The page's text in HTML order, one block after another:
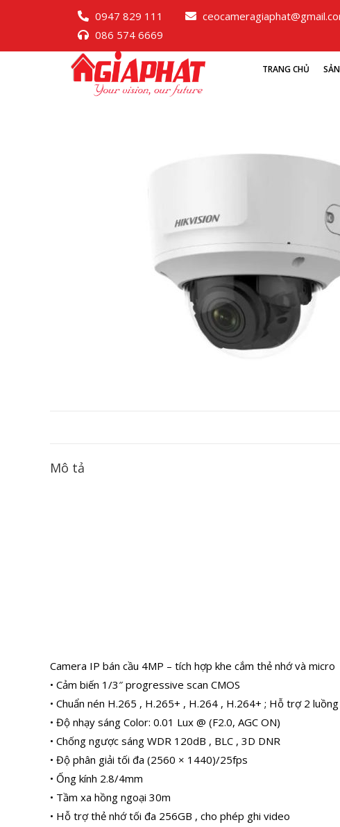
0947 829 111
086 574 6669
TRANG CHỦ
Mô tả
Camera IP bán cầu 4MP – tích hợp khe cắm thẻ nhớ và micro
• Cảm biến 1/3″ progressive scan CMOS
• Chuẩn nén H.265 , H.265+ , H.264 , H.264+ ; Hỗ trợ 2
• Độ nhạy sáng Color: 0.01 Lux @ (F2.0, AGC ON)
• Chống ngược sáng WDR 120dB , BLC , 3D DNR
• Độ phân giải tối đa (2560 × 1440)/25fps
• Ống kính 2.8/4mm
• Tầm xa hồng ngoại 30m
• Hỗ trợ thẻ nhớ tối đa 256GB , cho phép ghi video